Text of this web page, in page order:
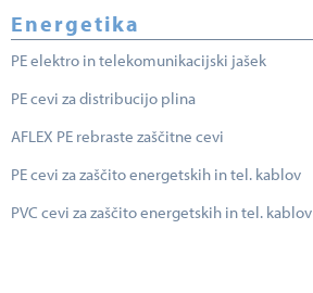
Energetika
PE elektro in telekomunikacijski jašek
PE cevi za distribucijo plina
AFLEX PE rebraste zaščitne cevi
PE cevi za zaščito energetskih in tel. kablov
PVC cevi za zaščito energetskih in tel. kablov